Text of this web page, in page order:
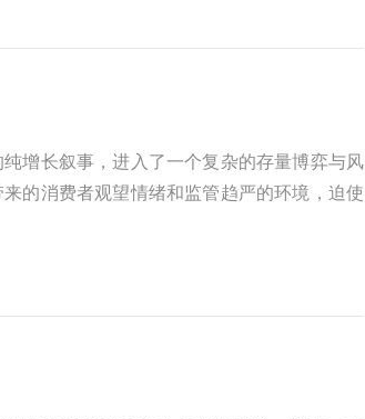
增长叙事，进入了一个复杂的存量博弈与风
的消费者观望情绪和监管趋严的环境，迫使